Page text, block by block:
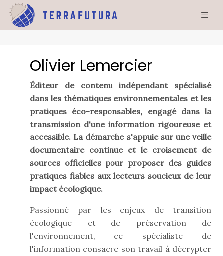
Olivier Lemercier
Éditeur de contenu indépendant spécialisé
dans les thématiques environnementales et les
pratiques éco-responsables, engagé dans la
transmission d'une information rigoureuse et
accessible. La démarche s'appuie sur une veille
documentaire continue et le croisement de
sources officielles pour proposer des guides
pratiques fiables aux lecteurs soucieux de leur
impact écologique.
Passionné par les enjeux de transition
écologique et de préservation de
l'environnement, ce spécialiste de
l'information consacre son travail à décrypter